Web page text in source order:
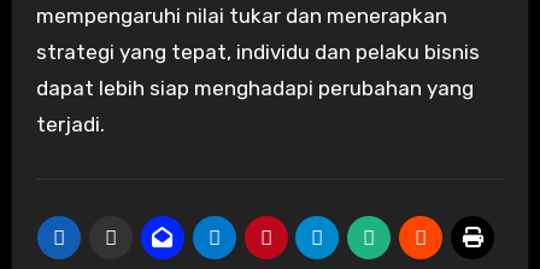
mempengaruhi nilai tukar dan menerapkan
strategi yang tepat, individu dan pelaku bisnis
dapat lebih siap menghadapi perubahan yang
terjadi.